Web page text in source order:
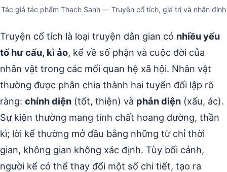
Tác giả tác phẩm Thạch Sanh — Truyện cổ tích, giá trị và nhận định
Truyện cổ tích là loại truyện dân gian có nhiều yếu
tố hư cấu, kì ảo, kể về số phận và cuộc đời của
nhân vật trong các mối quan hệ xã hội. Nhân vật
thường được phân chia thành hai tuyến đối lập rõ
ràng: chính diện (tốt, thiện) và phản diện (xấu, ác).
Sự kiện thường mang tính chất hoang đường, thần
kì; lời kể thường mở đầu bằng những từ chỉ thời
gian, không gian không xác định. Tùy bối cảnh,
người kể có thể thay đổi một số chi tiết, tạo ra